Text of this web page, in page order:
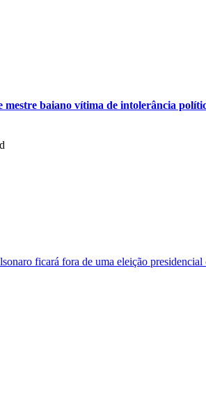
mestre baiano vítima de intolerância
ficará fora de uma eleição